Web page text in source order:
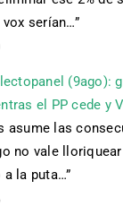
vox serían…”
(9ago):
el PP cede y
asume las
no vale
a la puta…”